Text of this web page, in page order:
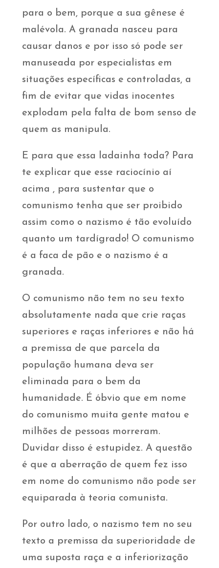
para o bem, porque a sua gênese é
malévola. A granada nasceu para
causar danos e por isso só pode ser
manuseada por especialistas em
situações específicas e controladas, a
fim de evitar que vidas inocentes
explodam pela falta de bom senso de
quem as manipula.
E para que essa ladainha toda? Para
te explicar que esse raciocínio aí
acima , para sustentar que o
comunismo tenha que ser proibido
assim como o nazismo é tão evoluído
quanto um tardígrado! O comunismo
é a faca de pão e o nazismo é a
granada.
O comunismo não tem no seu texto
absolutamente nada que crie raças
superiores e raças inferiores e não há
a premissa de que parcela da
população humana deva ser
eliminada para o bem da
humanidade. É óbvio que em nome
do comunismo muita gente matou e
milhões de pessoas morreram.
Duvidar disso é estupidez. A questão
é que a aberração de quem fez isso
em nome do comunismo não pode ser
equiparada à teoria comunista.
Por outro lado, o nazismo tem no seu
texto a premissa da superioridade de
uma suposta raça e a inferiorização